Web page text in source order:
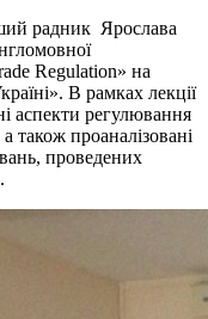
радник Ярослава
Regulation» на
В рамках лекції
аспекти регулювання
також проаналізовані
проведених